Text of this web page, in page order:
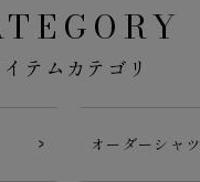
イテムカテゴリ
オーダーシャツ